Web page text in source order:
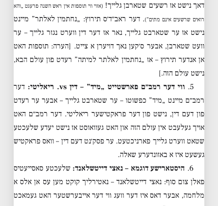
דאך נישט אז רשעים שטארבן גלייך! (אזוי ווי תוספות אין ראש השנה פרעגט „והא
רואים שרשעים אינם מתים”). דער ראב״ד׳ס תירוץ: „נחתמין לאלתר” מיינט
נישט אז ער שטארבט גלייך, נאר אז דער דין ווערט נגזר גלייך – ער
וועט שטארבן, אבער ס׳קען נאך דויערן א צייט. [הערה: תוספות האט
אן אנדער תירוץ – אז „נחתמין לאלתר למיתה” רעדט פון עולם הבא,
נישט עולם הזה.]
5. ווי דער רמב״ם פארשטייט „מיד” – דין vs. ריאליטי:
דער
רמב״ם מיינט „מיד” כפשוטו – ער שטארבט גלייך – אבער ער רעדט
פון דעם דין, נישט פון דער פראקטישער ריאליטי. דער רמב״ם האט
אויך געלעבט אין עולם הזה און האט געוואוסט אז נישט יעדע שלעכטע
שטאט ווערט גלייך פארניכטעט. ער פסק׳נט דעם דין – וואס פראקטיש
געשעט איז א באזונדערע שאלה.
6. היסטארישע דוגמא – נאצי דייטשלאנד: שלעכטע סאסייעטיס
פאלן צום סוף: נאצי דייטשלאנד – נאטירליך קוקט מען עס אן אלס א
מלחמה, אבער דאס איז דער וועג ווי דער אייבערשטער האט געמאכט